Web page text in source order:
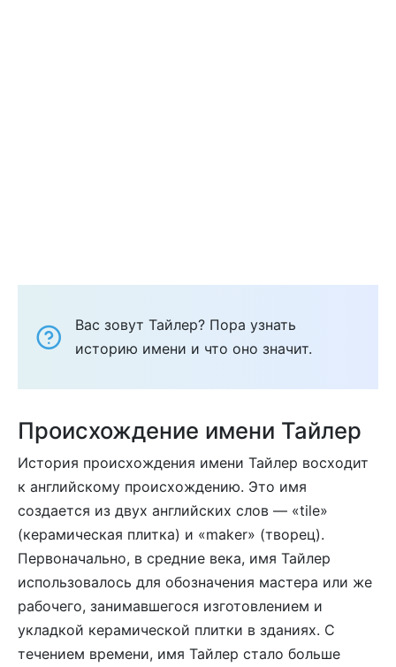
Вас зовут Тайлер? Пора узнать
историю имени и что оно значит.
Происхождение имени Тайлер
История происхождения имени Тайлер восходит
к английскому происхождению. Это имя
создается из двух английских слов — «tile»
(керамическая плитка) и «maker» (творец).
Первоначально, в средние века, имя Тайлер
использовалось для обозначения мастера или же
рабочего, занимавшегося изготовлением и
укладкой керамической плитки в зданиях. C
течением времени, имя Тайлер стало больше